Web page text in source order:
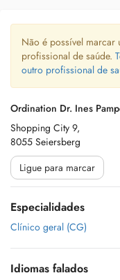
Não é possível marcar
profissional de saúde.
outro profissional de
Ordination Dr. Ines
Shopping City 9,
8055 Seiersberg
Ligue para marcar
Especialidades
Clínico geral (CG)
Idiomas falados